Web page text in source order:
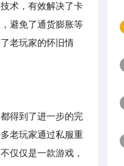
术，有效解决了卡
避免了通货膨胀等
老玩家的怀旧情
得到了进一步的完
老玩家通过私服重
仅仅是一款游戏，